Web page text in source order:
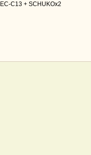
C13 + SCHUKOх2